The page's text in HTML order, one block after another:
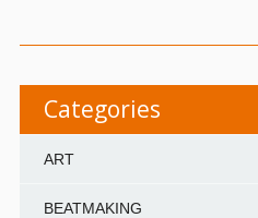
Categories
ART
BEATMAKING